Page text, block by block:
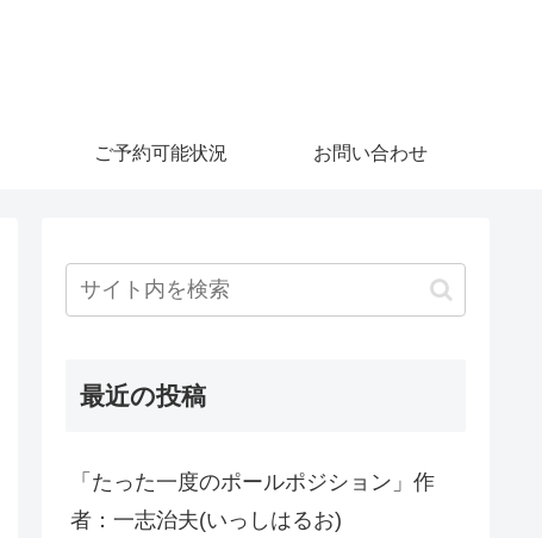
ご予約可能状況 お問い合わせ
最近の投稿
「たった一度のポールポジション」作
者：一志治夫(いっしはるお)